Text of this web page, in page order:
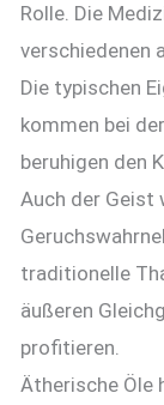
Rolle. Die
verschiedenen
Die typischen
kommen bei der
beruhigen den
Auch der Geist
traditionelle
äußeren
profitieren.
Ätherische Öle